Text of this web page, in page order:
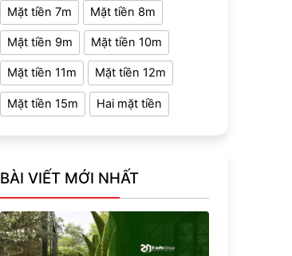
Mặt tiền 7m Mặt tiền 8m
Mặt tiền 9m Mặt tiền 10m
Mặt tiền 11m Mặt tiền 12m
Mặt tiền 15m Hai mặt tiền
BÀI VIẾT MỚI NHẤT